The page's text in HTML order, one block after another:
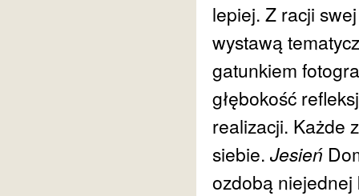
lepiej. Z racji
wystawą
gatunkiem
głębokość
realizacji. Każde
siebie. Jesień
ozdobą